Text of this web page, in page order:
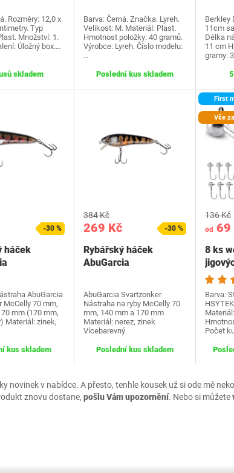
novinek v nabídce. A přesto, tenhle kousek už si ode mě
znovu dostane, pošlu Vám upozornění. Nebo si můžete
Rozměry: 12,0 x
Typ
Množství: 1.
Úložný box.…
skladem
Barva: Černá. Značka: Lyreh.
Velikost: M. Materiál: Plast.
Hmotnost položky: 40 gramů.
Výrobce: Lyreh. Číslo modelu:
…
Poslední kus skladem
Berkley
11cm
Délka
11 cm
gramy:
-30 %
háček
AbuGarcia
McCelly 70 mm,
mm (170 mm,
Materiál: zinek,
kus skladem
269 Kč
384 Kč
-30 %
Rybářský háček
AbuGarcia
AbuGarcia Svartzonker
Nástraha na ryby McCelly 70
mm, 140 mm a 170 mm
Materiál: nerez, zinek
Vícebarevný
Poslední kus skladem
First
Vše
od 69
136 Kč
8 ks
Barva:
Počet